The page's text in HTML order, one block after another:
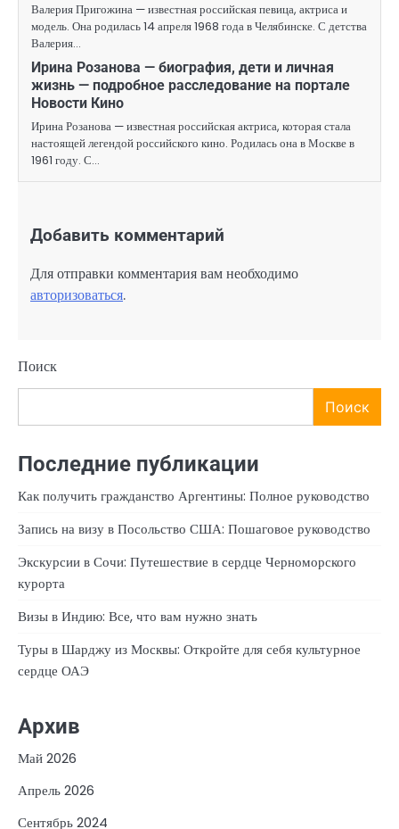
Валерия Пригожина — известная российская певица, актриса и
модель. Она родилась 14 апреля 1968 года в Челябинске. С детства
Валерия…
Ирина Розанова — биография, дети и личная
жизнь — подробное расследование на портале
Новости Кино
Ирина Розанова — известная российская актриса, которая стала
настоящей легендой российского кино. Родилась она в Москве в
1961 году. С…
Добавить комментарий
Для отправки комментария вам необходимо
авторизоваться.
Поиск
Поиск
Последние публикации
Как получить гражданство Аргентины: Полное руководство
Запись на визу в Посольство США: Пошаговое руководство
Экскурсии в Сочи: Путешествие в сердце Черноморского
курорта
Визы в Индию: Все, что вам нужно знать
Туры в Шарджу из Москвы: Откройте для себя культурное
сердце ОАЭ
Архив
Май 2026
Апрель 2026
Сентябрь 2024